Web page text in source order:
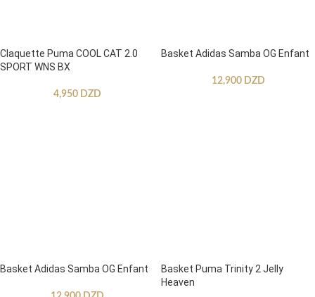
Claquette Puma COOL CAT 2.0
SPORT WNS BX
4,950 DZD
Basket Adidas Samba OG Enfant
12,900 DZD
Basket Adidas Samba OG Enfant
Basket Puma Trinity 2 Jelly
Heaven